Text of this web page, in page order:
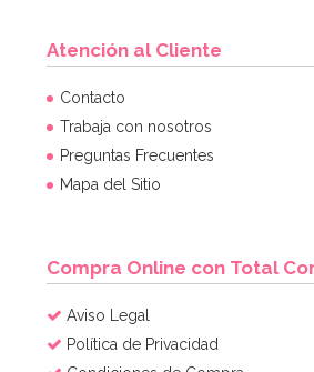
Atención al Cliente
Contacto
Trabaja con nosotros
Preguntas Frecuentes
Mapa del Sitio
Compra Online con Total
Aviso Legal
Política de Privacidad